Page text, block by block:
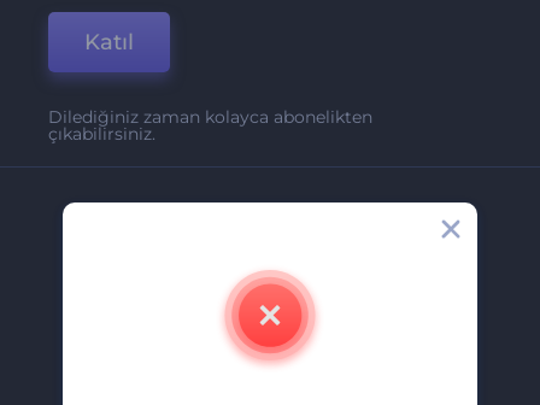
Katıl
Dilediğiniz zaman kolayca abonelikten
çıkabilirsiniz.
İletişim
Kariyer